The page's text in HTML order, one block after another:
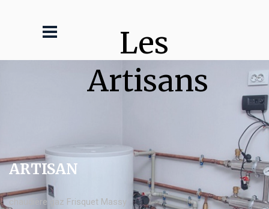
Les
Artisans
ARTISAN
chaudière gaz Frisquet Massy